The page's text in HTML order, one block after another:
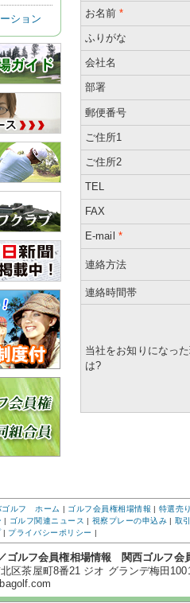
ション お名前 *
ふりがな
会社名
部署
郵便番号
ご住所1
ご住所2
TEL
FAX
E-mail *
連絡方法
連絡時間帯
当社をお知りになっ
は?
ゴルフ ホーム | ゴルフ会員権相場情報 | 特選売
| ゴルフ関連ニュース | 視察プレーの申込み | 取
| プライバシーポリシー |
ゴルフ会員権相場情報 関西ゴルフ
区茶屋町8番21 ジオ グランデ梅田